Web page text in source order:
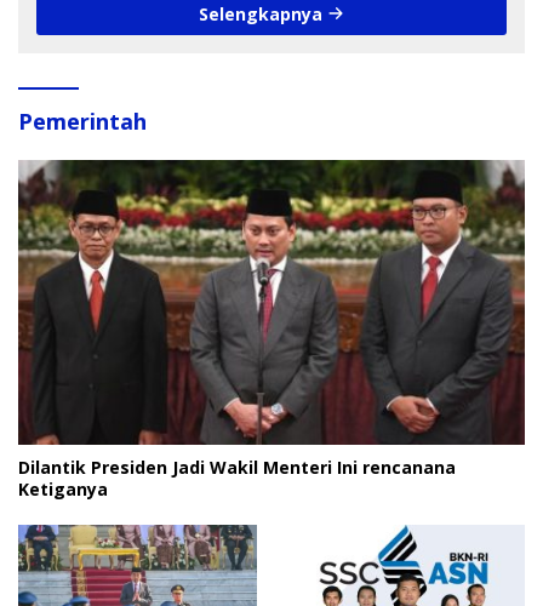
Selengkapnya
Pemerintah
Dilantik Presiden Jadi Wakil Menteri Ini rencanana
Ketiganya